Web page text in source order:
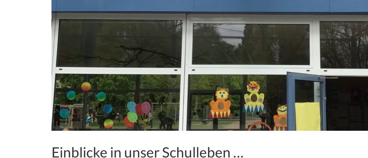
Einblicke in unser Schulleben …